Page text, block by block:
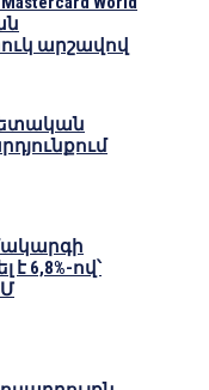
արշավով
6,8%-ով՝